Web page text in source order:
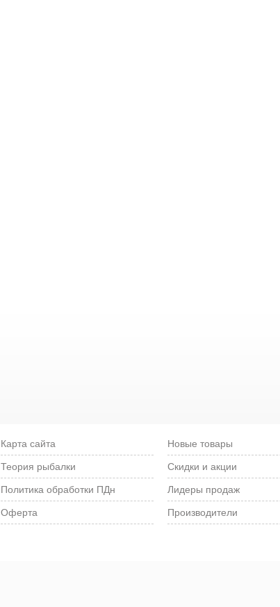
Карта сайта
Теория рыбалки
Политика обработки ПДн
Оферта
Новые товары
Скидки и акции
Лидеры продаж
Производители